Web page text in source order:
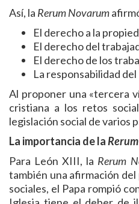
Así, la Rerum Novarum
El derecho a la
El derecho del
El derecho de los
La responsabilidad
Al proponer una «tercera
cristiana a los retos
legislación social de varios
La importancia de la
Para León XIII, la Rerum
también una afirmación
sociales, el Papa rompió